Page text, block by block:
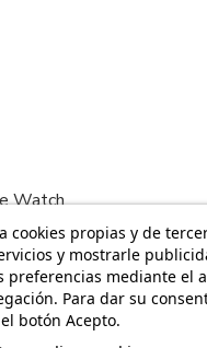
cookies propias y de
y mostrarle
preferencias mediante el
Para dar su
botón Acepto.
Watch